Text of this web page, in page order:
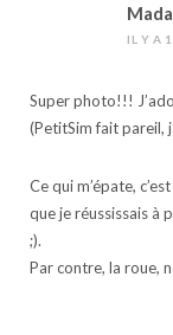
IL Y A
Super photo!!!
(PetitSim fait pareil,
Ce qui m’épate,
que je réussissais à
;).
Par contre, la roue,